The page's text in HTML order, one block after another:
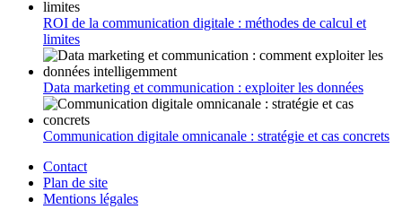
ROI de la communication digitale : méthodes de calcul et
limites
Data marketing et communication : exploiter les données
Communication digitale omnicanale : stratégie et cas concrets
Contact
Plan de site
Mentions légales